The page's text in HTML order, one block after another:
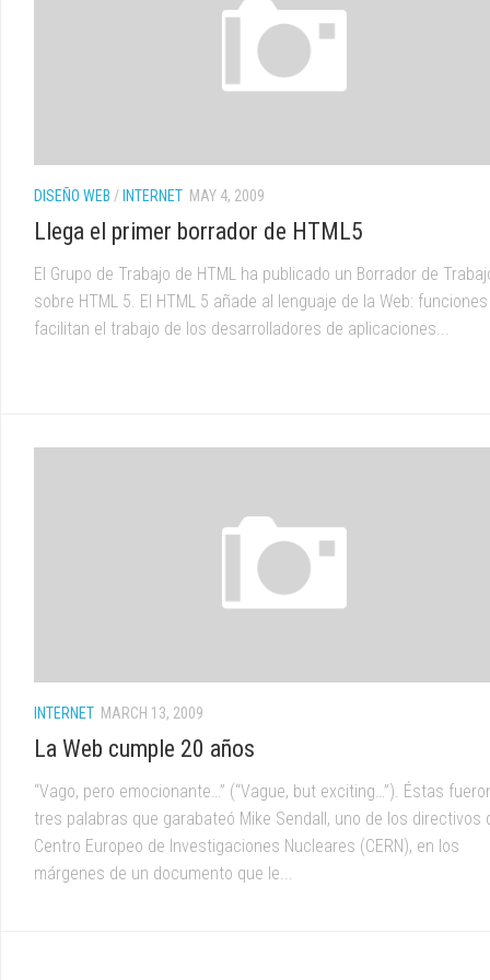
DISEÑO WEB / INTERNET MAY 4, 2009
Llega el primer borrador de HTML5
El Grupo de Trabajo de HTML ha publicado un Borrador de
sobre HTML 5. El HTML 5 añade al lenguaje de la Web:
facilitan el trabajo de los desarrolladores de aplicaciones...
INTERNET MARCH 13, 2009
La Web cumple 20 años
“Vago, pero emocionante…” (“Vague, but exciting…”). Éstas
tres palabras que garabateó Mike Sendall, uno de los directivos
Centro Europeo de Investigaciones Nucleares (CERN), en los
márgenes de un documento que le...